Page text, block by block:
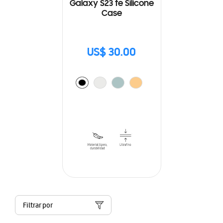
Galaxy S23 fe Silicone
Case
US$ 30.00
Filtrar por